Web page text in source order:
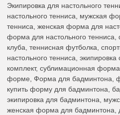
Экипировка для настольного
настольного тенниса, мужская
тенниса, женская форма для
форма для настольного
клуба, теннисная футболка,
настольного тенниса,
комплект, сублимационная
форме, Форма для бадминтона,
купить форму для бадминтона,
экипировка для бадминтона,
женская форма для бадминтона,